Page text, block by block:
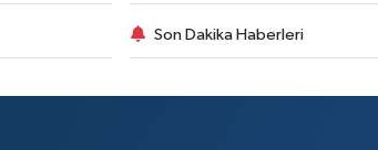
Son Dakika Haberleri